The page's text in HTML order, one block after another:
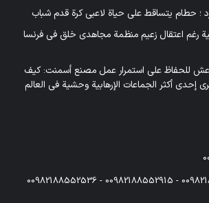
؛ حطام يتساقط على حياة لاعبي كرة قدم شباب
رغم اعتقال زعيم منظمة مجاهدي خلق في فرنسا
للحفاظ على استمرار عمل مصنع أسمنت: كيف
إحدى أكثر الجماعات الإرهابية وحشية في العالم